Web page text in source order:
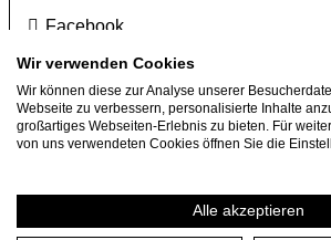
Facebook
Instagram
Newsletter
Press
Guest performance offers
Wir verwenden Cookies
Wir können diese zur Analyse unserer
Webseite zu verbessern, personalisierte Inhalte
großartiges Webseiten-Erlebnis zu bieten. Für
von uns verwendeten Cookies öffnen Sie die
Alle akzeptieren